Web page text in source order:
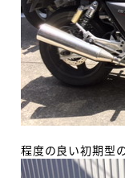
程度の良い初期型